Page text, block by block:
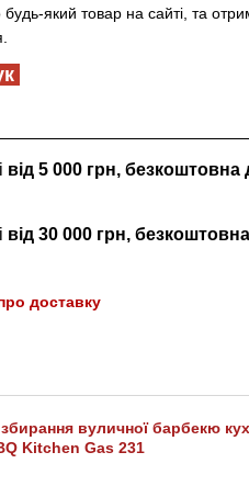
який товар на сайті, та
від 5 000 грн, безкоштовна
від 30 000 грн,
доставку
збирання вуличної барбекю
Kitchen Gas 231